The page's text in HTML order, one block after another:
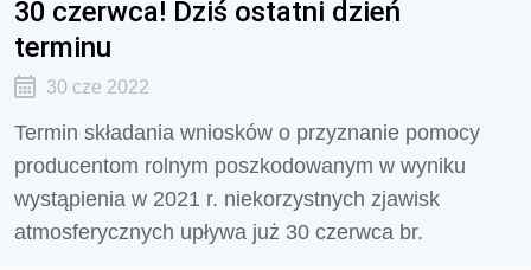
30 czerwca! Dziś ostatni dzień
terminu
30 cze 2022
Termin składania wniosków o przyznanie pomocy
producentom rolnym poszkodowanym w wyniku
wystąpienia w 2021 r. niekorzystnych zjawisk
atmosferycznych upływa już 30 czerwca br.